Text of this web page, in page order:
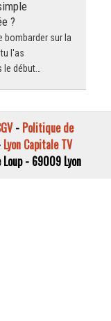
?
bombarder sur la
l'as
début…
- Politique de
Lyon Capitale TV
- 69009 Lyon